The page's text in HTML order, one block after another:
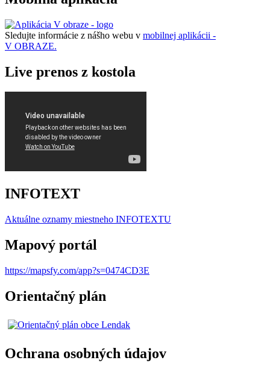
Sledujte informácie z nášho webu v mobilnej aplikácii -
V OBRAZE.
Live prenos z kostola
INFOTEXT
Aktuálne oznamy miestneho INFOTEXTU
Mapový portál
https://mapsfy.com/app?s=0474CD3E
Orientačný plán
Ochrana osobných údajov